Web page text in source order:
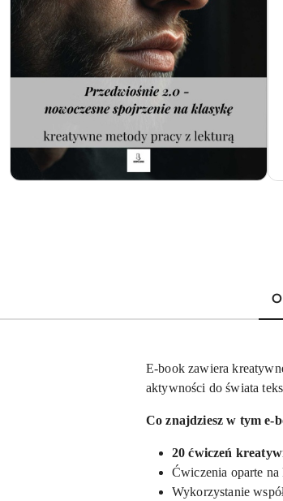
E-book zawiera
aktywności do świata
Co znajdziesz w tym e-
20 ćwiczeń
Ćwiczenia oparte
Wykorzystanie